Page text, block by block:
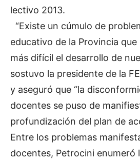
lectivo 2013.
“Existe un cúmulo de
educativo de la Provincia
más difícil el desarrollo de
sostuvo la presidente de la
y aseguró que “la
docentes se puso de
profundización del plan de
Entre los problemas
docentes, Petrocini enumeró